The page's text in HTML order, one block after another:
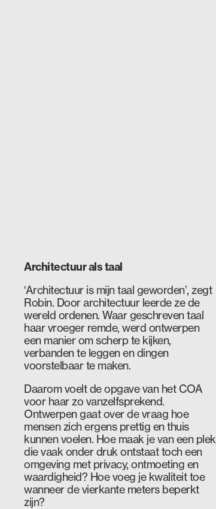
Architectuur als taal
‘Architectuur is mijn taal geworden’, zegt
Robin. Door architectuur leerde ze de
wereld ordenen. Waar geschreven taal
haar vroeger remde, werd ontwerpen
een manier om scherp te kijken,
verbanden te leggen en dingen
voorstelbaar te maken.
Daarom voelt de opgave van het COA
voor haar zo vanzelfsprekend.
Ontwerpen gaat over de vraag hoe
mensen zich ergens prettig en thuis
kunnen voelen. Hoe maak je van een plek
die vaak onder druk ontstaat toch een
omgeving met privacy, ontmoeting en
waardigheid? Hoe voeg je kwaliteit toe
wanneer de vierkante meters beperkt
zijn?